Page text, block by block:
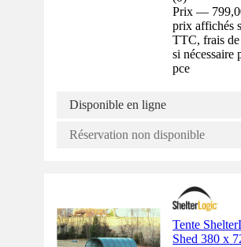
Prix —
prix affichés
TTC, frais
si nécessaire
pce
Disponible en ligne
Réservation non disponible
Tente
Shed 380 x